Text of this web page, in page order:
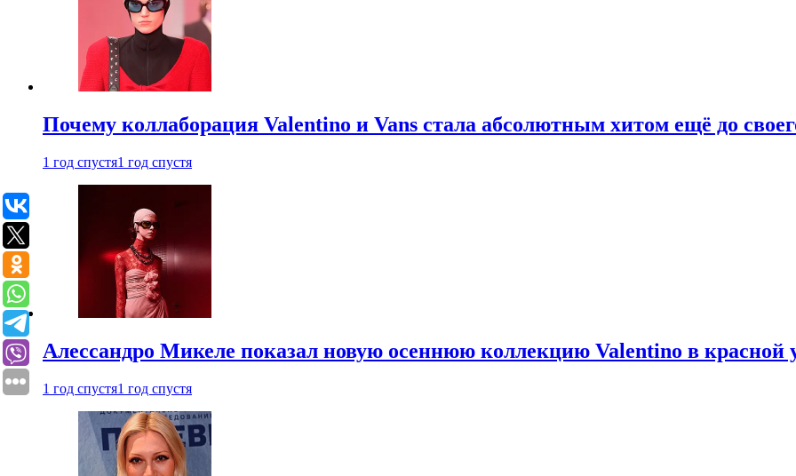
Почему коллаборация Valentino и Vans стала абсолютным хитом ещё до
1 год спустя1 год спустя
Алессандро Микеле показал новую осеннюю коллекцию Valentino в красной
1 год спустя1 год спустя